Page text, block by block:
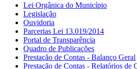
Lei Orgânica do Município
Legislação
Ouvidoria
Parcerias Lei 13.019/2014
Portal de Transparência
Quadro de Publicações
Prestação de Contas - Balanço Geral
Prestação de Contas - Relatórios de